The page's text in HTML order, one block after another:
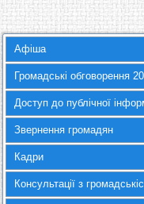
Афіша
Громадські обговорення
Доступ до публічної
Звернення громадян
Кадри
Консультації з